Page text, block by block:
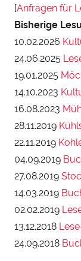
[Anfragen für
Bisherige
10.02.2026
24.06.2025
19.01.2025
14.10.2023
16.08.2023
28.11.2019
22.11.2019
04.09.2019
27.08.2019
14.03.2019
02.02.2019
13.12.2018
24.09.2018